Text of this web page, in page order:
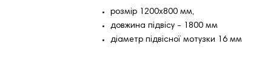
розмір 1200х800 мм,
довжина підвісу - 1800 мм
діаметр підвісної мотузки 16 мм